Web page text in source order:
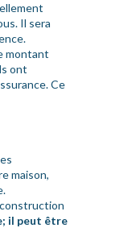
Il sera
montant
ont
Ce
maison,
il peut être